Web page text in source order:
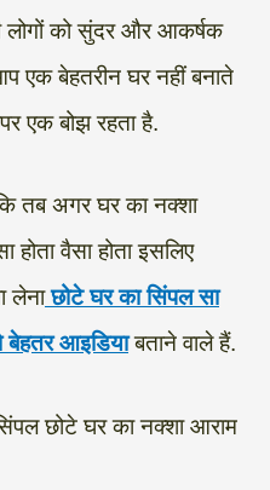
लोगों को सुंदर और आकर्षक
एक बेहतरीन घर नहीं बनाते
एक बोझ रहता है.
तब अगर घर का नक्शा
होता वैसा होता इसलिए
लेनाछोटे घर का सिंपल सा
आइडियाबताने वाले हैं.
छोटे घर का नक्शा आराम